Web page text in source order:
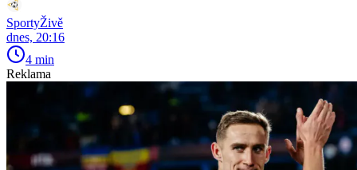
SportyŽivě
dnes, 20:16
4 min
Reklama